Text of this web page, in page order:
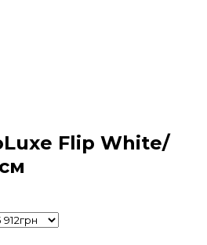
Flip White/